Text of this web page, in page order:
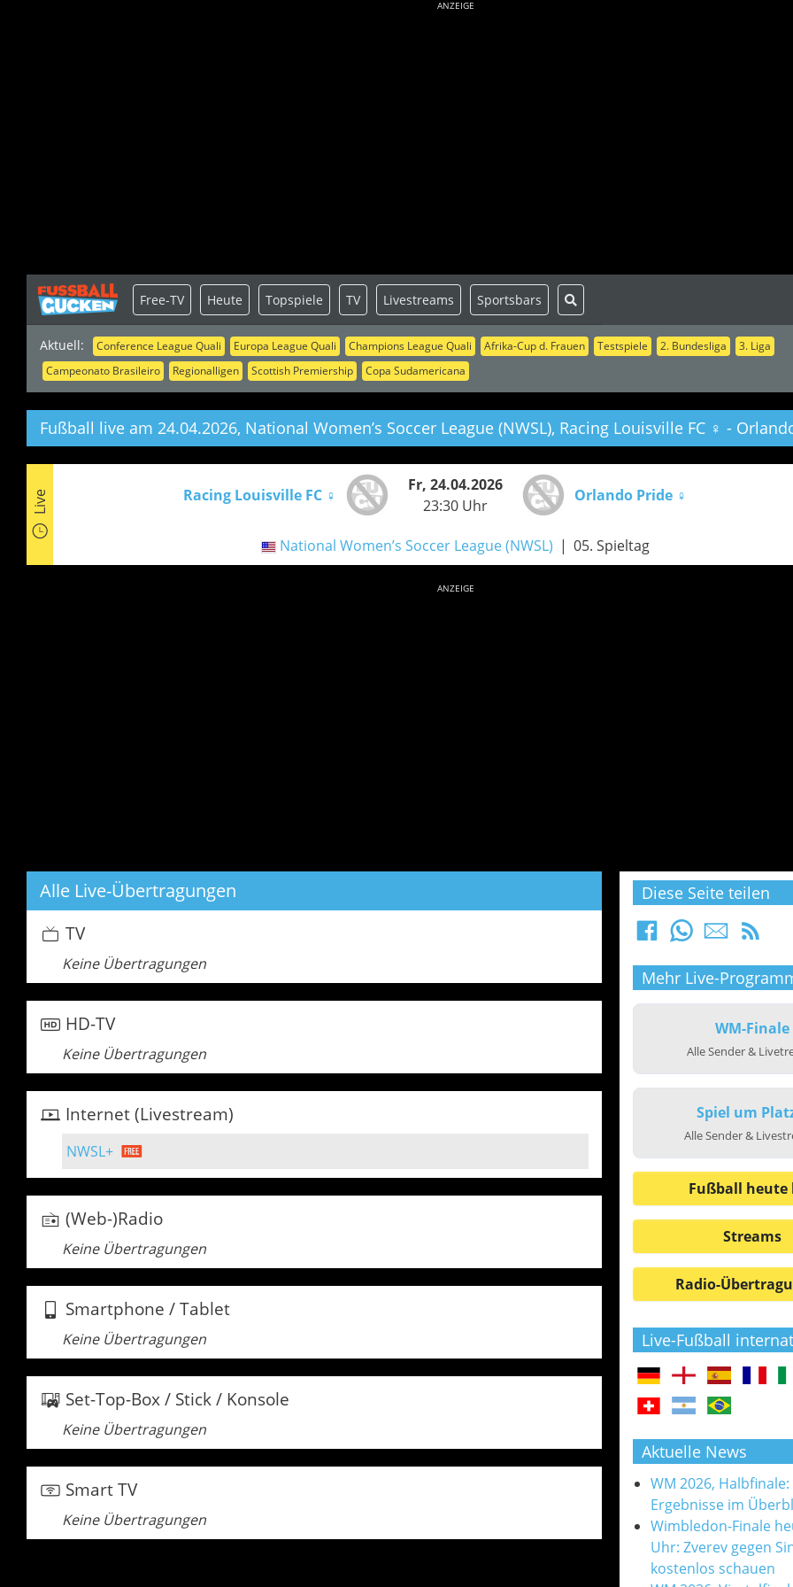
ANZEIGE
Aktuell: Conference League Quali Europa League Quali Champions League Quali Afrika-Cup d. Frauen Testspiele 2. Bundesliga
3. Liga
Campeonato Brasileiro
Regionalligen Scottish Premiership Copa Sudamericana
Free-TV Heute Topspiele TV Livestreams Sportsbars
Fußball live am 24.04.2026, National Women’s Soccer League (NWSL), Racing Louisville FC ♀ -
Live Racing Louisville FC ♀
Fr, 24.04.2026
23:30 Uhr
Orlando Pride ♀
National Women’s Soccer League (NWSL) 05. Spieltag
ANZEIGE
Alle Live-Übertragungen
TV
Keine Übertragungen
HD-TV
Keine Übertragungen
Internet (Livestream)
NWSL+
(Web-)Radio
Keine Übertragungen
Smartphone / Tablet
Keine Übertragungen
Set-Top-Box / Stick / Konsole
Keine Übertragungen
Smart TV
Keine Übertragungen
Diese Seite teilen
Mehr Live-
WM-Finale
Alle Sender &
Spiel um
Alle Sender &
Fußball heute
Streams
Radio-
Live-Fußball
Aktuelle News
WM 2026, Halbfinale:
Ergebnisse im
Wimbledon-Finale
Uhr: Zverev gegen
kostenlos schauen